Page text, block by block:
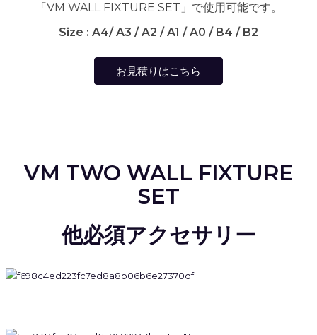
「VM WALL FIXTURE SET」で使用可能です。
Size : A4/ A3 / A2 / A1 / A0 / B4 / B2
お見積りはこちら
VM TWO WALL FIXTURE
SET
他必須アクセサリー